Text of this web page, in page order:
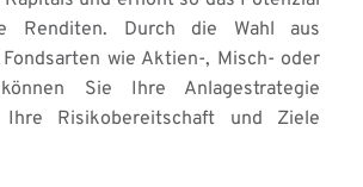
Renditen. Durch die Wahl aus
wie Aktien-, Misch- oder
Sie Ihre Anlagestrategie
Risikobereitschaft und Ziele